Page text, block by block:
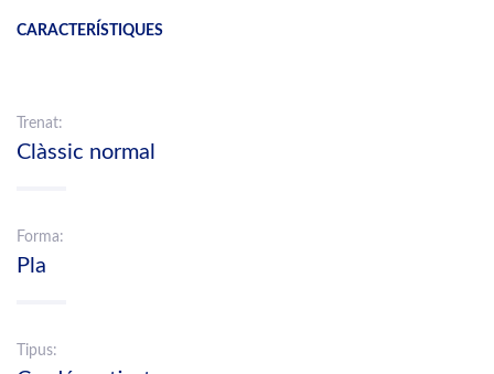
CARACTERÍSTIQUES
Trenat:
Clàssic normal
Forma:
Pla
Tipus: